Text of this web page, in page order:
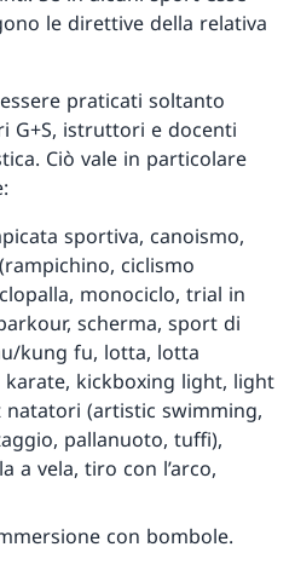
le direttive della relativa
praticati soltanto
G+S, istruttori e docenti
Ciò vale in particolare
sportiva, canoismo,
ciclismo
monociclo, trial in
scherma, sport di
kung fu, lotta, lotta
karate, kickboxing light, light
(artistic swimming,
pallanuoto, tuffi),
a vela, tiro con l’arco,
con bombole.